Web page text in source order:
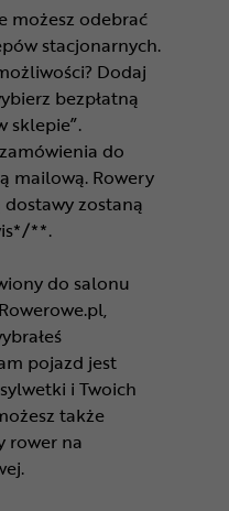
możesz odebrać
stacjonarnych.
Dodaj
bezpłatną
sklepie”.
do
mailową. Rowery
zostaną
**.
do salonu
pojazd jest
i Twoich
także
rower na